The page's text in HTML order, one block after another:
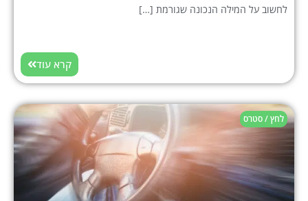
לחשוב על המילה הנכונה שגורמת […]
קרא עוד
לחץ / סטרס